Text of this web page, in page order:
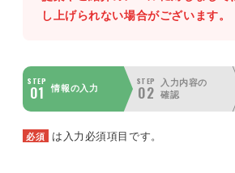
し上げられない場合がございます。
STEP
01 情報の入力
STEP
02
入力内容の
確認
必須 は入力必須項目です。